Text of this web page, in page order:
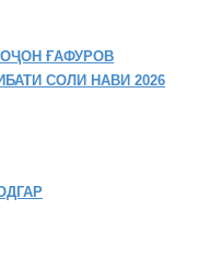
ҒАФУРОВ
СОЛИ НАВИ 2026